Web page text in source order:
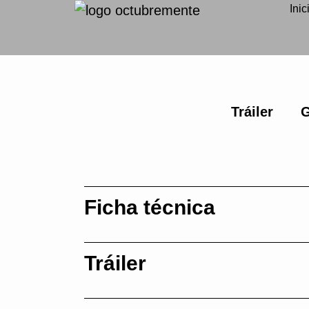
Tráiler
Ficha técnica
Tráiler